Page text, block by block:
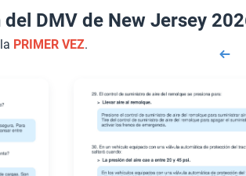
DMV de New Jersey
PRIMER VEZ.